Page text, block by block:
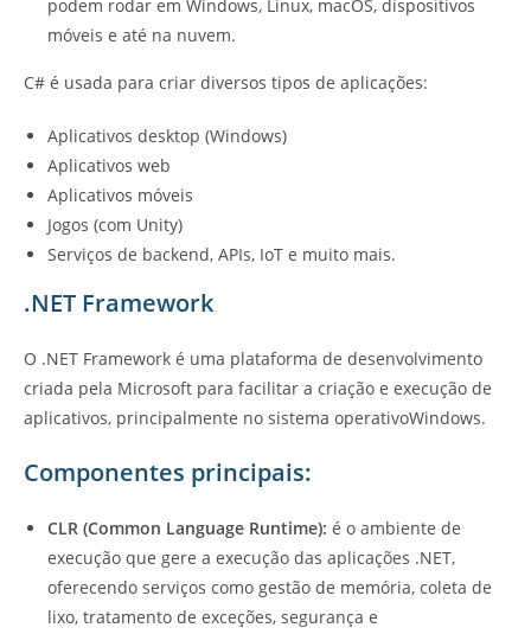
podem rodar em Windows, Linux, macOS, dispositivos
móveis e até na nuvem.
C# é usada para criar diversos tipos de aplicações:
Aplicativos desktop (Windows)
Aplicativos web
Aplicativos móveis
Jogos (com Unity)
Serviços de backend, APIs, IoT e muito mais.
.NET Framework
O .NET Framework é uma plataforma de desenvolvimento
criada pela Microsoft para facilitar a criação e execução de
aplicativos, principalmente no sistema operativoWindows.
Componentes principais:
CLR (Common Language Runtime): é o ambiente de
execução que gere a execução das aplicações .NET,
oferecendo serviços como gestão de memória, coleta de
lixo, tratamento de exceções, segurança e